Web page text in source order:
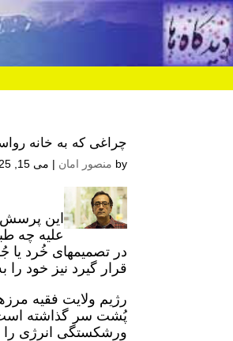
چراغی که به خانه
by منصور امان | می 15, 2025 8:56 ق.ظ
این پرسش
علیه چه
در تصمیمهای خُرد یا
قرار گیرد نیز خود را
رژیم ولایت فقیه
پُشت سر گذاشته است.
ورشکستگی انرژی را